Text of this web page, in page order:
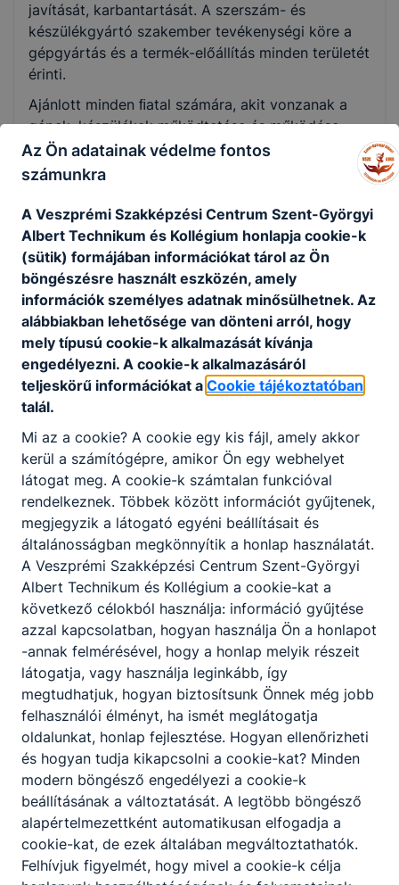
javítását, karbantartását. A szerszám- és
készülékgyártó szakember tevékenységi köre a
gépgyártás és a termék-előállítás minden területét
érinti.
Ajánlott minden ﬁatal számára, akit vonzanak a
gépek, készülékek működtetése és működése.
Szeret bütykölni és elégedettséggel tekint az
általa készített „alkotásokra”.
KOMPETENCIAELVÁRÁS
Önállóság, felelősségtudat, csapatban való
együttműködés, precizitás, problémamegoldó
képesség.
A SZAKKÉPZETTSÉGGEL RENDELKEZŐ
műszaki rajzokat értelmez, vázlatrajzokat
méréseket, vizsgálatokat végez, ellenőriz,
dokumentál;
előállítja az alakító és megmunkáló
szerszámok, készülékek alkatrészeit,
elemeit;
hőkezeli a szerszám- és készülékelemeket;
alkalmazza a hagyományos és korszerű
technológiákat, azok gépi berendezéseit
működteti;
kész elemekből szerszámokat,
készülékeket készít, szerel össze;
elvégzi a szerszámok, készülékek
karbantartását, javítását.
ISKOLASPECIFIKUS INFORMÁCIÓK A KÉPZÉSHEZ
Műszaki rajzok és táblázatok, szabványok alapján
kézi és kisgépes megmunkálással, illetve
hagyományos és CNC (számítógép által vezérelt)
megmunkáló gépekkel fémből készült
alkatrészeket, eszközöket készít. Az általa
Az Ön adatainak védelme fontos
számunkra
A Veszprémi Szakképzési Centrum Szent-Györgyi
Albert Technikum és Kollégium honlapja cookie-k
(sütik) formájában információkat tárol az Ön
böngészésre használt eszközén, amely
információk személyes adatnak minősülhetnek. Az
alábbiakban lehetősége van dönteni arról, hogy
mely típusú cookie-k alkalmazását kívánja
engedélyezni. A cookie-k alkalmazásáról
teljeskörű információkat a Cookie tájékoztatóban
talál.
Mi az a cookie? A cookie egy kis fájl, amely akkor
kerül a számítógépre, amikor Ön egy webhelyet
látogat meg. A cookie-k számtalan funkcióval
rendelkeznek. Többek között információt gyűjtenek,
megjegyzik a látogató egyéni beállításait és
általánosságban megkönnyítik a honlap használatát.
A Veszprémi Szakképzési Centrum Szent-Györgyi
Albert Technikum és Kollégium a cookie-kat a
következő célokból használja: információ gyűjtése
azzal kapcsolatban, hogyan használja Ön a honlapot
-annak felmérésével, hogy a honlap melyik részeit
látogatja, vagy használja leginkább, így
megtudhatjuk, hogyan biztosítsunk Önnek még jobb
felhasználói élményt, ha ismét meglátogatja
oldalunkat, honlap fejlesztése. Hogyan ellenőrizheti
és hogyan tudja kikapcsolni a cookie-kat? Minden
modern böngésző engedélyezi a cookie-k
beállításának a változtatását. A legtöbb böngésző
alapértelmezettként automatikusan elfogadja a
cookie-kat, de ezek általában megváltoztathatók.
Felhívjuk figyelmét, hogy mivel a cookie-k célja